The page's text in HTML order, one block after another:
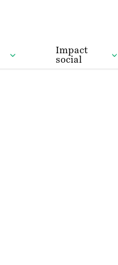
Impact
social